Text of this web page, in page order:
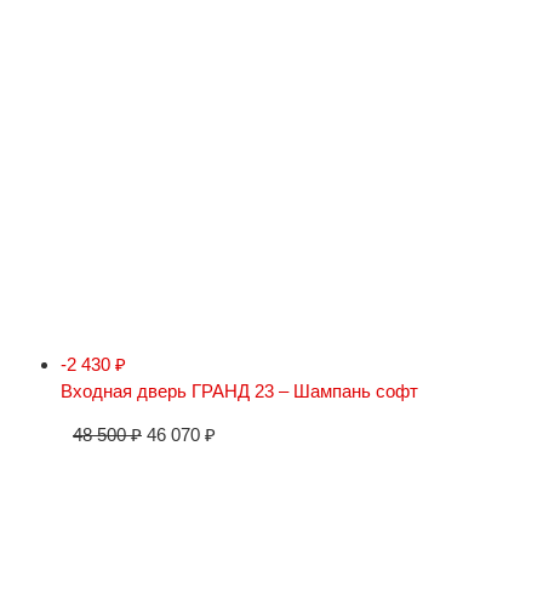
-2 430 ₽
Входная дверь ГРАНД 23 – Шампань софт
48 500₽ 46 070 ₽